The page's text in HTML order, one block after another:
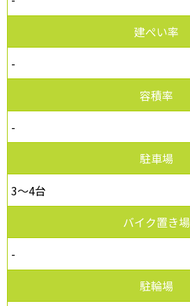
建ぺい率
-
容積率
-
駐車場
3～4台
バイク置き場
-
駐輪場